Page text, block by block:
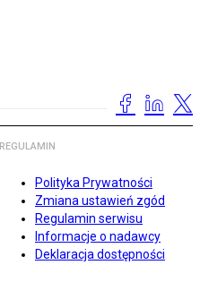
REGULAMIN
Polityka Prywatności
Zmiana ustawień zgód
Regulamin serwisu
Informacje o nadawcy
Deklaracja dostępności